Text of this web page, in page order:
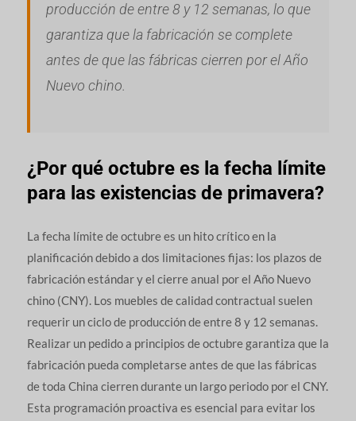
producción de entre 8 y 12 semanas, lo que
garantiza que la fabricación se complete
antes de que las fábricas cierren por el Año
Nuevo chino.
¿Por qué octubre es la fecha límite
para las existencias de primavera?
La fecha límite de octubre es un hito crítico en la
planificación debido a dos limitaciones fijas: los plazos de
fabricación estándar y el cierre anual por el Año Nuevo
chino (CNY). Los muebles de calidad contractual suelen
requerir un ciclo de producción de entre 8 y 12 semanas.
Realizar un pedido a principios de octubre garantiza que la
fabricación pueda completarse antes de que las fábricas
de toda China cierren durante un largo periodo por el CNY.
Esta programación proactiva es esencial para evitar los